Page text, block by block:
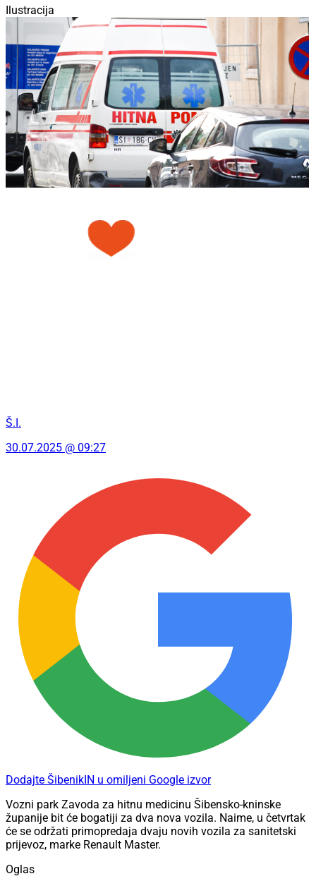
Ilustracija
Š.I.
30.07.2025 @ 09:27
Dodajte ŠibenikIN u omiljeni Google izvor
Vozni park Zavoda za hitnu medicinu Šibensko-kninske
županije bit će bogatiji za dva nova vozila. Naime, u četvrtak
će se održati primopredaja dvaju novih vozila za sanitetski
prijevoz, marke Renault Master.
Oglas